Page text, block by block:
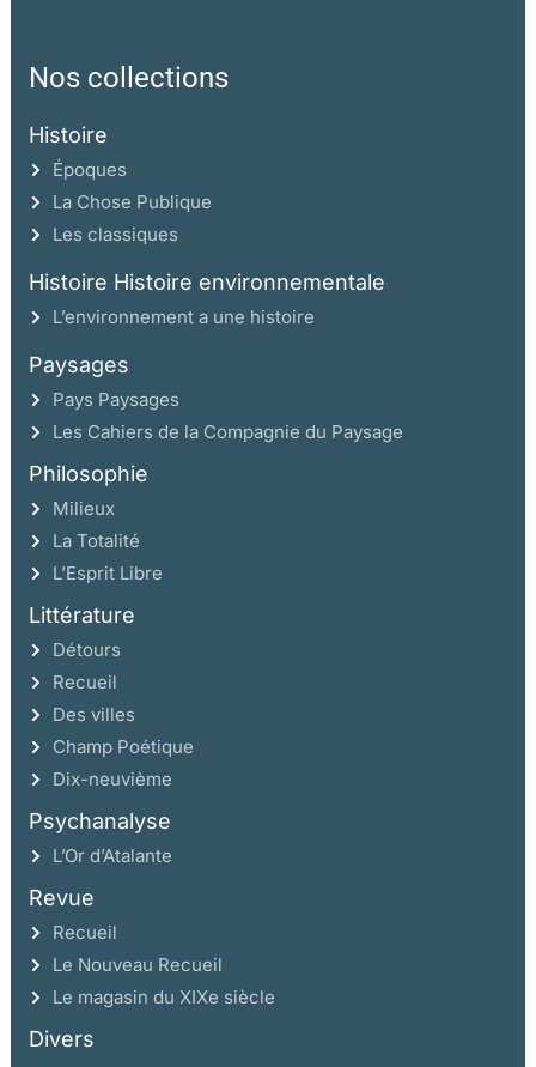
Nos collections
Histoire
Époques
La Chose Publique
Les classiques
Histoire Histoire environnementale
L’environnement a une histoire
Paysages
Pays Paysages
Les Cahiers de la Compagnie du Paysage
Philosophie
Milieux
La Totalité
L’Esprit Libre
Littérature
Détours
Recueil
Des villes
Champ Poétique
Dix-neuvième
Psychanalyse
L’Or d’Atalante
Revue
Recueil
Le Nouveau Recueil
Le magasin du XIXe siècle
Divers